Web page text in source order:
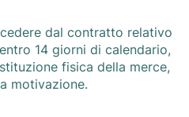
dal contratto relativo
14 giorni di calendario,
fisica della merce,
motivazione.